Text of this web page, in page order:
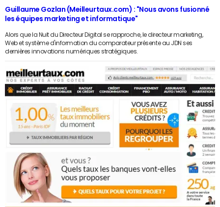
Guillaume Gozlan (Meilleurtaux.com) : "Nous avons fusionné
les équipes marketing et informatique"
Alors que la Nuit du Directeur Digital se rapproche, le directeur marketing,
Web et système d'information du comparateur présente au JDN ses
dernières innovations numériques stratégiques.